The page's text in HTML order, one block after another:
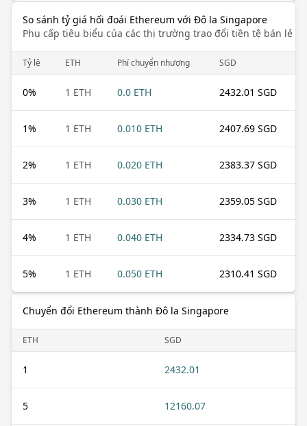
So sánh tỷ giá hối đoái Ethereum với Đô la Singapore
Phụ cấp tiêu biểu của các thị trường trao đổi tiền tệ bán lẻ
Tỷ lệ ETH Phí chuyển nhượng SGD
0% 1 ETH 0.0 ETH 2432.01 SGD
1% 1 ETH 0.010 ETH 2407.69 SGD
2% 1 ETH 0.020 ETH 2383.37 SGD
3% 1 ETH 0.030 ETH 2359.05 SGD
4% 1 ETH 0.040 ETH 2334.73 SGD
5% 1 ETH 0.050 ETH 2310.41 SGD
Chuyển đổi Ethereum thành Đô la Singapore
ETH SGD
1 2432.01
5 12160.07